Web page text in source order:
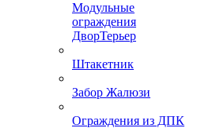
Модульные
ограждения
ДворТерьер
Штакетник
Забор Жалюзи
Ограждения из ДПК